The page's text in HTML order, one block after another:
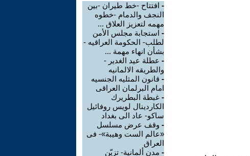
- افتتاح -خط طيران -بين
النجف والدمام -خطوه
مهمه لتعزيز العلاق ...
- استجابة مجلس الأمن
لطلب- الحكومة العراقيه -
بشأن انهاء مهمة ...
- عطلة عيد الغدير -
والطريقه الالمانيه
- قانون المثليه الجنسيه
امام البرلمان العراقى
- غبطة البطريرك
الكاردينال لويس روفائيل
ساكو- عاد الى بغداد
- وقف عرض مسلسل
«عالم الست وهيبة»- فى
العراق
- مدن ألمانية- تزيّن